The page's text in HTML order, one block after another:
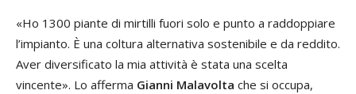
«Ho 1300 piante di mirtilli fuori solo e punto a raddoppiare
l’impianto. È una coltura alternativa sostenibile e da reddito.
Aver diversificato la mia attività è stata una scelta
vincente». Lo afferma Gianni Malavolta che si occupa,